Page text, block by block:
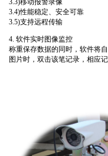
3.3)移动报警录像
3.4)性能稳定、安全可靠
3.5)支持远程传输
4. 软件实时图像监控
称重保存数据的同时，软件将
图片时，双击该笔记录，相